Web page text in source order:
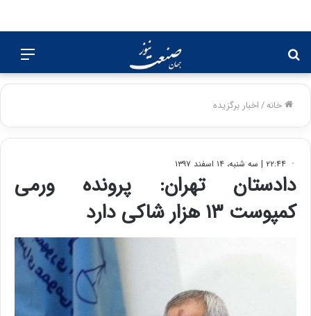
برای
خانه/اخبار برگزیده
۲۲:۴۴ | سه شنبه، ۱۴ اسفند ۱۳۹۷
دادستان تهران: پرونده ورمی
کمپوست ۱۳ هزار شاکی دارد